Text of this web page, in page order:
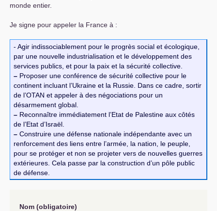
monde entier.
Je signe pour appeler la France à :
- Agir indissociablement pour le progrès social et écologique,
par une nouvelle industrialisation et le développement des
services publics, et pour la paix et la sécurité collective.
– Proposer une conférence de sécurité collective pour le
continent incluant l’Ukraine et la Russie. Dans ce cadre, sortir
de l’OTAN et appeler à des négociations pour un
désarmement global.
– Reconnaître immédiatement l’Etat de Palestine aux côtés
de l’Etat d’Israël.
– Construire une défense nationale indépendante avec un
renforcement des liens entre l’armée, la nation, le peuple,
pour se protéger et non se projeter vers de nouvelles guerres
extérieures. Cela passe par la construction d’un pôle public
de défense.
Nom (obligatoire)